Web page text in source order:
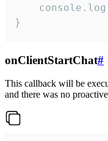
}
onClientStartChat#
This callback will be
and there was no